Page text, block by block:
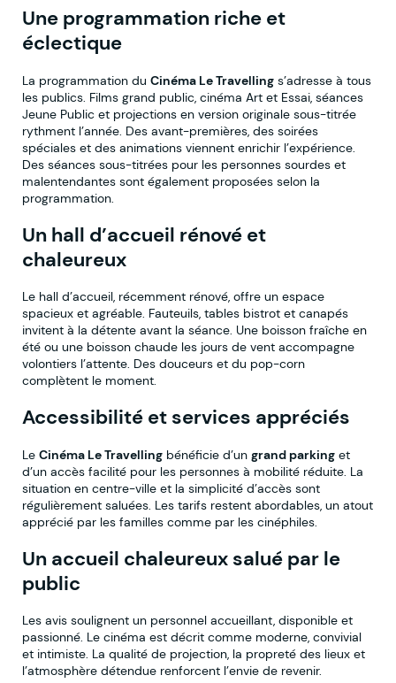
Une programmation riche et
éclectique
La programmation du Cinéma Le Travelling s’adresse à tous
les publics. Films grand public, cinéma Art et Essai, séances
Jeune Public et projections en version originale sous-titrée
rythment l’année. Des avant-premières, des soirées
spéciales et des animations viennent enrichir l’expérience.
Des séances sous-titrées pour les personnes sourdes et
malentendantes sont également proposées selon la
programmation.
Un hall d’accueil rénové et
chaleureux
Le hall d’accueil, récemment rénové, offre un espace
spacieux et agréable. Fauteuils, tables bistrot et canapés
invitent à la détente avant la séance. Une boisson fraîche en
été ou une boisson chaude les jours de vent accompagne
volontiers l’attente. Des douceurs et du pop-corn
complètent le moment.
Accessibilité et services appréciés
Le Cinéma Le Travelling bénéficie d’un grand parking et
d’un accès facilité pour les personnes à mobilité réduite. La
situation en centre-ville et la simplicité d’accès sont
régulièrement saluées. Les tarifs restent abordables, un atout
apprécié par les familles comme par les cinéphiles.
Un accueil chaleureux salué par le
public
Les avis soulignent un personnel accueillant, disponible et
passionné. Le cinéma est décrit comme moderne, convivial
et intimiste. La qualité de projection, la propreté des lieux et
l’atmosphère détendue renforcent l’envie de revenir.